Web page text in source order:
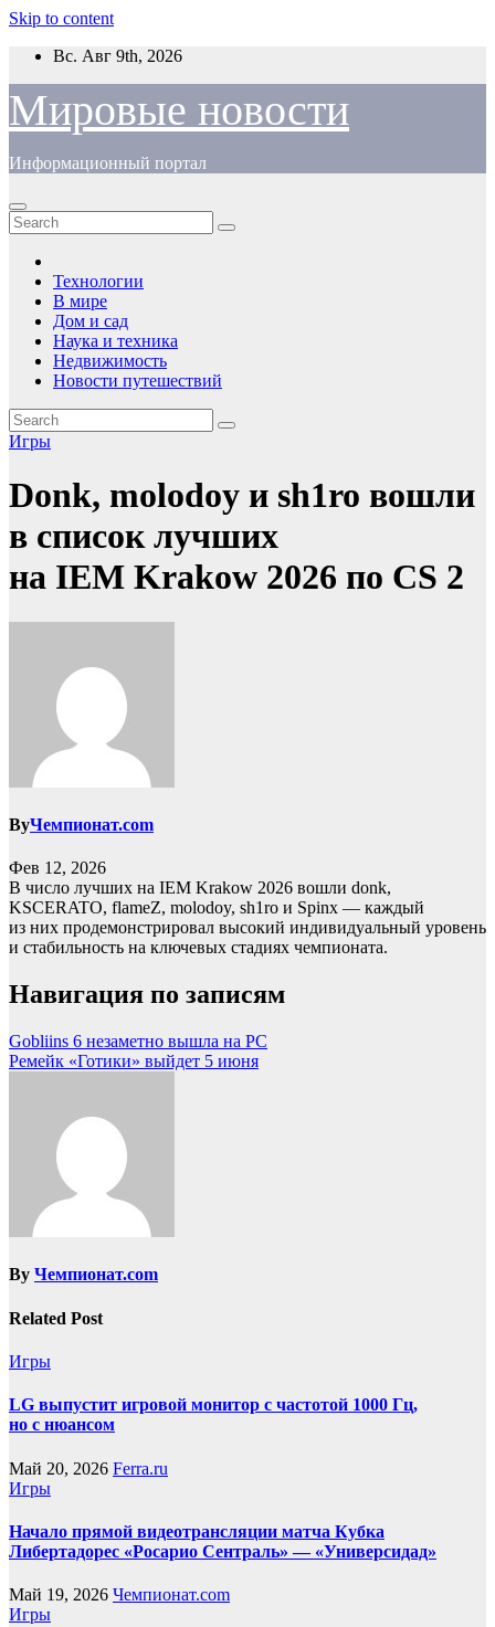
Skip to content
Вс. Авг 9th, 2026
Мировые новости
Информационный портал
Технологии
В мире
Дом и сад
Наука и техника
Недвижимость
Новости путешествий
Игры
Donk, molodoy и sh1ro вошли
в список лучших
на IEM Krakow 2026 по CS 2
ByЧемпионат.com
Фев 12, 2026
В число лучших на IEM Krakow 2026 вошли donk,
KSCERATO, flameZ, molodoy, sh1ro и Spinx — каждый
из них продемонстрировал высокий индивидуальный уровень
и стабильность на ключевых стадиях чемпионата.
Навигация по записям
Gobliins 6 незаметно вышла на PC
Ремейк «Готики» выйдет 5 июня
By Чемпионат.com
Related Post
Игры
LG выпустит игровой монитор с частотой 1000 Гц,
но с нюансом
Май 20, 2026 Ferra.ru
Игры
Начало прямой видеотрансляции матча Кубка
Либертадорес «Росарио Сентраль» — «Универсидад»
Май 19, 2026 Чемпионат.com
Игры